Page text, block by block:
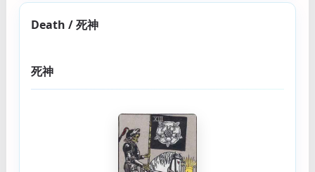
Death / 死神
死神